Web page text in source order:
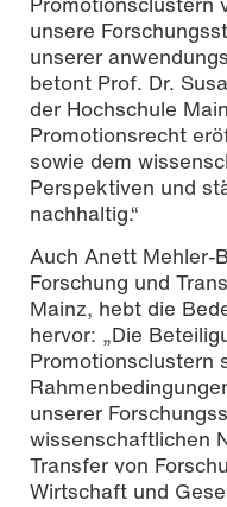
unsere
unserer
betont Prof. Dr.
der Hochschule
Promotionsrecht
sowie dem
Perspektiven und
nachhaltig.“
Auch Anett Mehler-
Forschung und
Mainz, hebt die
hervor: „Die
Promotionsclustern
unserer
wissenschaftlichen
Transfer von
Wirtschaft und